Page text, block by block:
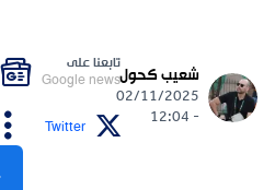
شعيب كحول
02/11/2025
- 12:04
تابعنا على
Google news
Twitter